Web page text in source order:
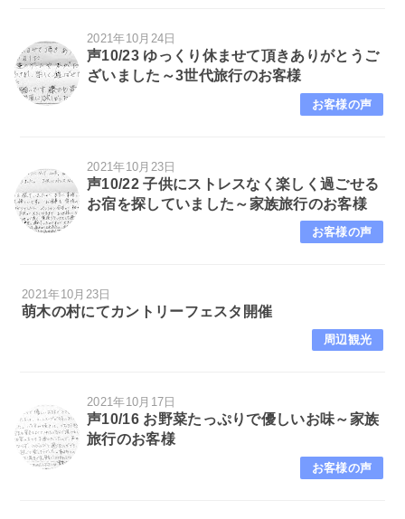
2021年10月24日
声10/23 ゆっくり休ませて頂きありがとうご
ざいました～3世代旅行のお客様
お客様の声
2021年10月23日
声10/22 子供にストレスなく楽しく過ごせる
お宿を探していました～家族旅行のお客様
お客様の声
2021年10月23日
萌木の村にてカントリーフェスタ開催
周辺観光
2021年10月17日
声10/16 お野菜たっぷりで優しいお味～家族
旅行のお客様
お客様の声